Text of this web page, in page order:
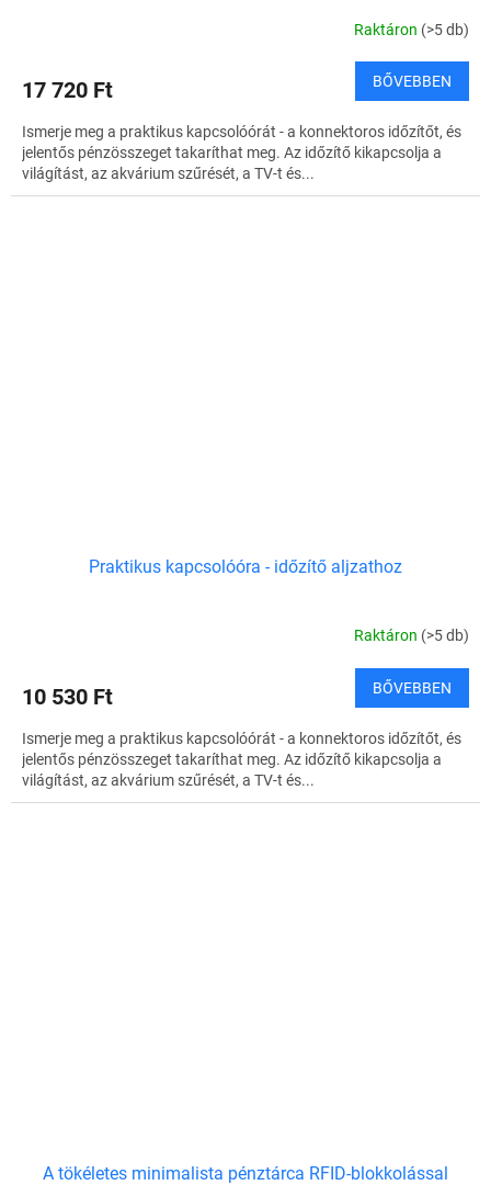
Raktáron (>5 db)
17 720 Ft BŐVEBBEN
Ismerje meg a praktikus kapcsolóórát - a konnektoros időzítőt, és
jelentős pénzösszeget takaríthat meg. Az időzítő kikapcsolja a
világítást, az akvárium szűrését, a TV-t és...
Praktikus kapcsolóóra - időzítő aljzathoz
Raktáron (>5 db)
10 530 Ft BŐVEBBEN
Ismerje meg a praktikus kapcsolóórát - a konnektoros időzítőt, és
jelentős pénzösszeget takaríthat meg. Az időzítő kikapcsolja a
világítást, az akvárium szűrését, a TV-t és...
A tökéletes minimalista pénztárca RFID-blokkolással